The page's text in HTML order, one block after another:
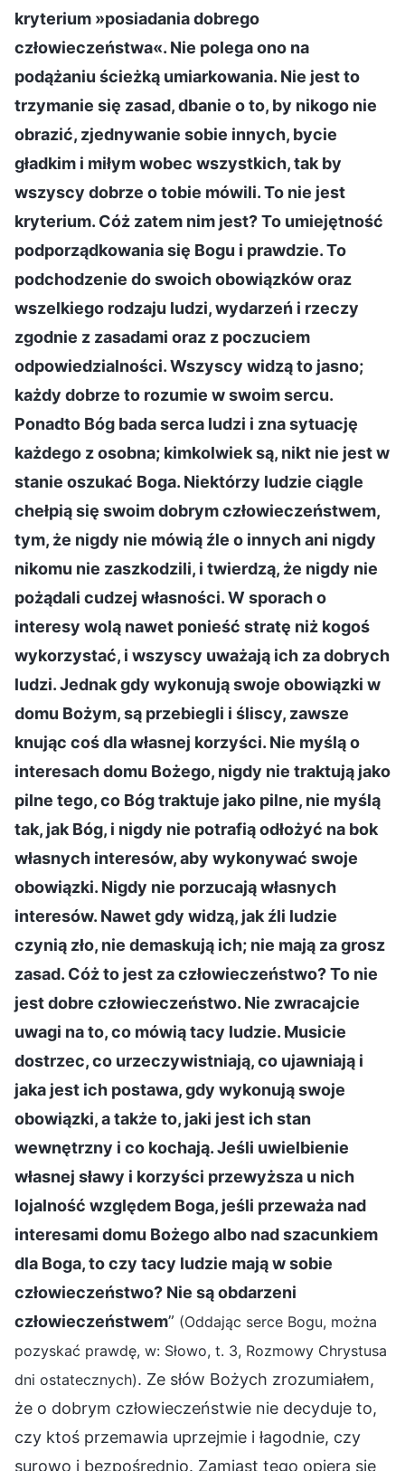
kryterium »posiadania dobrego
człowieczeństwa«. Nie polega ono na
podążaniu ścieżką umiarkowania. Nie jest to
trzymanie się zasad, dbanie o to, by nikogo nie
obrazić, zjednywanie sobie innych, bycie
gładkim i miłym wobec wszystkich, tak by
wszyscy dobrze o tobie mówili. To nie jest
kryterium. Cóż zatem nim jest? To umiejętność
podporządkowania się Bogu i prawdzie. To
podchodzenie do swoich obowiązków oraz
wszelkiego rodzaju ludzi, wydarzeń i rzeczy
zgodnie z zasadami oraz z poczuciem
odpowiedzialności. Wszyscy widzą to jasno;
każdy dobrze to rozumie w swoim sercu.
Ponadto Bóg bada serca ludzi i zna sytuację
każdego z osobna; kimkolwiek są, nikt nie jest w
stanie oszukać Boga. Niektórzy ludzie ciągle
chełpią się swoim dobrym człowieczeństwem,
tym, że nigdy nie mówią źle o innych ani nigdy
nikomu nie zaszkodzili, i twierdzą, że nigdy nie
pożądali cudzej własności. W sporach o
interesy wolą nawet ponieść stratę niż kogoś
wykorzystać, i wszyscy uważają ich za dobrych
ludzi. Jednak gdy wykonują swoje obowiązki w
domu Bożym, są przebiegli i śliscy, zawsze
knując coś dla własnej korzyści. Nie myślą o
interesach domu Bożego, nigdy nie traktują jako
pilne tego, co Bóg traktuje jako pilne, nie myślą
tak, jak Bóg, i nigdy nie potrafią odłożyć na bok
własnych interesów, aby wykonywać swoje
obowiązki. Nigdy nie porzucają własnych
interesów. Nawet gdy widzą, jak źli ludzie
czynią zło, nie demaskują ich; nie mają za grosz
zasad. Cóż to jest za człowieczeństwo? To nie
jest dobre człowieczeństwo. Nie zwracajcie
uwagi na to, co mówią tacy ludzie. Musicie
dostrzec, co urzeczywistniają, co ujawniają i
jaka jest ich postawa, gdy wykonują swoje
obowiązki, a także to, jaki jest ich stan
wewnętrzny i co kochają. Jeśli uwielbienie
własnej sławy i korzyści przewyższa u nich
lojalność względem Boga, jeśli przeważa nad
interesami domu Bożego albo nad szacunkiem
dla Boga, to czy tacy ludzie mają w sobie
człowieczeństwo? Nie są obdarzeni
człowieczeństwem” (Oddając serce Bogu, można
pozyskać prawdę, w: Słowo, t. 3, Rozmowy Chrystusa
dni ostatecznych). Ze słów Bożych zrozumiałem,
że o dobrym człowieczeństwie nie decyduje to,
czy ktoś przemawia uprzejmie i łagodnie, czy
surowo i bezpośrednio. Zamiast tego opiera się